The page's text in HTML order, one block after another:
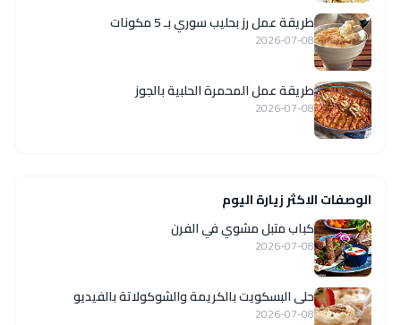
طريقة عمل رز بحليب سوري بـ 5 مكونات
2026-07-08
طريقة عمل المحمرة الحلبية بالجوز
2026-07-08
الوصفات الاكثر زيارة اليوم
كباب متبل مشوي في الفرن
2026-07-08
حلى البسكويت بالكريمة والشوكولاتة بالفيديو
2026-07-08